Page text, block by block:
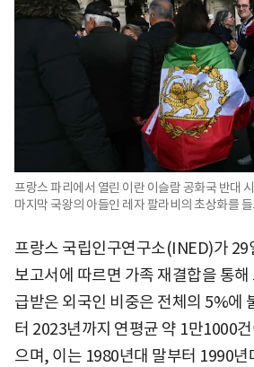
프랑스 파리에서 열린 이란 이슬람 공화국 반대
마지막 국왕의 아들인 레자 팔라비의 초상화를
프랑스 국립인구연구소(INED)가 29
보고서에 따르면 가족 재결합을 통
급받은 외국인 비중은 전체의 5%에
터 2023년까지 연평균 약 1만1000
으며, 이는 1980년대 말부터 1990년